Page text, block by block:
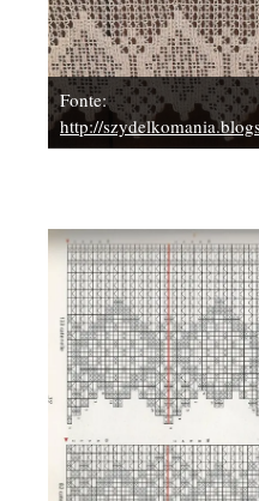
Fonte:
http://